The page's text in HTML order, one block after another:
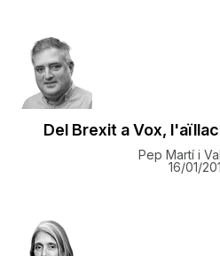
Del Brexit a Vox,
Pep Martí i
16/01/